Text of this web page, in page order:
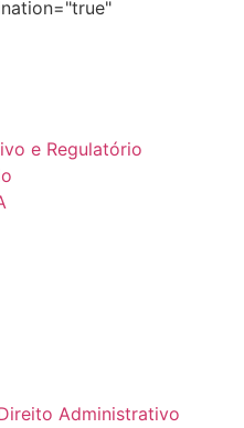
e Regulatório
Administrativo